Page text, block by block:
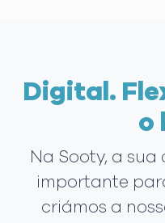
Digital.
o
Na Sooty, a
importante
criámos a